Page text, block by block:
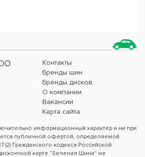
Контакты
Бренды шин
Бренды дисков
О компании
Вакансии
Карта сайта
информационный характер и ни при
публичной офертой, определяемой
(2) Гражданского кодекса Российской
карте "Зеленая Шина" не